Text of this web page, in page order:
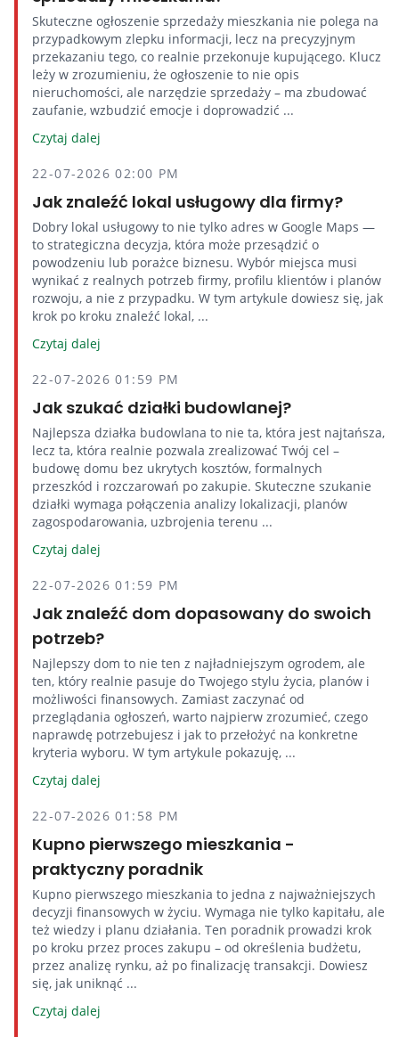
Skuteczne ogłoszenie sprzedaży mieszkania nie polega na
przypadkowym zlepku informacji, lecz na precyzyjnym
przekazaniu tego, co realnie przekonuje kupującego. Klucz
leży w zrozumieniu, że ogłoszenie to nie opis
nieruchomości, ale narzędzie sprzedaży – ma zbudować
zaufanie, wzbudzić emocje i doprowadzić ...
Czytaj dalej
22-07-2026 02:00 PM
Jak znaleźć lokal usługowy dla firmy?
Dobry lokal usługowy to nie tylko adres w Google Maps —
to strategiczna decyzja, która może przesądzić o
powodzeniu lub porażce biznesu. Wybór miejsca musi
wynikać z realnych potrzeb firmy, profilu klientów i planów
rozwoju, a nie z przypadku. W tym artykule dowiesz się, jak
krok po kroku znaleźć lokal, ...
Czytaj dalej
22-07-2026 01:59 PM
Jak szukać działki budowlanej?
Najlepsza działka budowlana to nie ta, która jest najtańsza,
lecz ta, która realnie pozwala zrealizować Twój cel –
budowę domu bez ukrytych kosztów, formalnych
przeszkód i rozczarowań po zakupie. Skuteczne szukanie
działki wymaga połączenia analizy lokalizacji, planów
zagospodarowania, uzbrojenia terenu ...
Czytaj dalej
22-07-2026 01:59 PM
Jak znaleźć dom dopasowany do swoich
potrzeb?
Najlepszy dom to nie ten z najładniejszym ogrodem, ale
ten, który realnie pasuje do Twojego stylu życia, planów i
możliwości finansowych. Zamiast zaczynać od
przeglądania ogłoszeń, warto najpierw zrozumieć, czego
naprawdę potrzebujesz i jak to przełożyć na konkretne
kryteria wyboru. W tym artykule pokazuję, ...
Czytaj dalej
22-07-2026 01:58 PM
Kupno pierwszego mieszkania -
praktyczny poradnik
Kupno pierwszego mieszkania to jedna z najważniejszych
decyzji finansowych w życiu. Wymaga nie tylko kapitału, ale
też wiedzy i planu działania. Ten poradnik prowadzi krok
po kroku przez proces zakupu – od określenia budżetu,
przez analizę rynku, aż po finalizację transakcji. Dowiesz
się, jak uniknąć ...
Czytaj dalej